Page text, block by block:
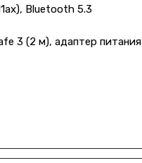
Bluetooth 5.3
3 (2 м), адаптер питания